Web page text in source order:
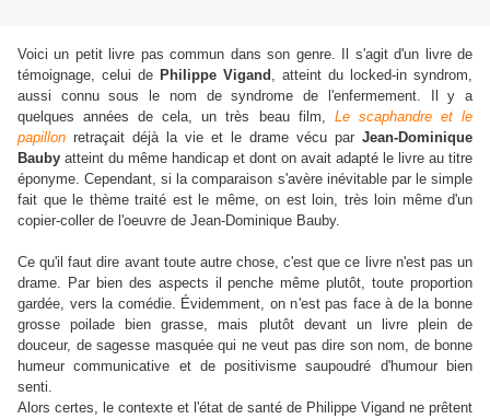
Voici un petit livre pas commun dans son genre. Il s'agit d'un livre de
témoignage, celui de Philippe Vigand , atteint du locked-in syndrom,
aussi connu sous le nom de syndrome de l'enfermement. Il y a
quelques années de cela, un très beau film, Le scaphandre et le
papillon retraçait déjà la vie et le drame vécu par Jean-Dominique
Bauby atteint du même handicap et dont on avait adapté le livre au titre
éponyme. Cependant, si la comparaison s'avère inévitable par le simple
fait que le thème traité est le même, on est loin, très loin même d'un
copier-coller de l'oeuvre de Jean-Dominique Bauby.
Ce qu'il faut dire avant toute autre chose, c'est que ce livre n'est pas un
drame. Par bien des aspects il penche même plutôt, toute proportion
gardée, vers la comédie. Évidemment, on n'est pas face à de la bonne
grosse poilade bien grasse, mais plutôt devant un livre plein de
douceur, de sagesse masquée qui ne veut pas dire son nom, de bonne
humeur communicative et de positivisme saupoudré d'humour bien
senti.
Alors certes, le contexte et l'état de santé de Philippe Vigand ne prêtent